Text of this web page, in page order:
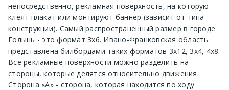
непосредственно, рекламная поверхность, на которую
клеят плакат или монтируют баннер (зависит от типа
конструкции). Самый распространенный размер в городе
Голынь - это формат 3х6. Ивано-Франковская область
представлена билбордами таких форматов 3х12, 3х4, 4х8.
Все рекламные поверхности можно разделить на
стороны, которые делятся относительно движения.
Сторона «А» - сторона, которая находится по ходу